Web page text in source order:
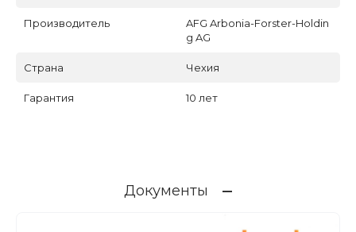
Производитель
AFG Arbonia-Forster-Holdin
g AG
Страна Чехия
Гарантия 10 лет
Документы